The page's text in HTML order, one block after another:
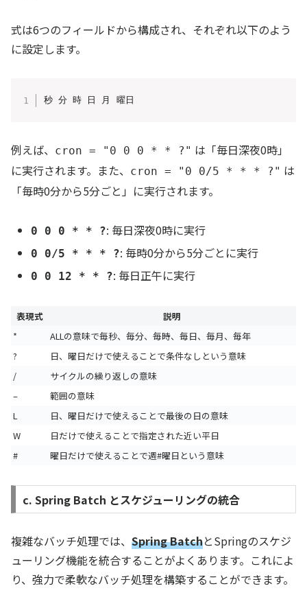
式は6つのフィールドから構成され、それぞれ以下のよう
に設定します。
秒 分 時 日 月 曜日
例えば、 cron = "0 0 0 * * ?" は「毎日深夜0時」
に実行されます。また、 cron = "0 0/5 * * * ?" は
「毎時0分から5分ごと」に実行されます。
0 0 0 * * ?: 毎日深夜0時に実行
0 0/5 * * * ?: 毎時0分から5分ごとに実行
0 0 12 * * ?: 毎日正午に実行
表現式
説明
*
ALLの意味で毎秒、毎分、毎時、毎日、毎月、毎年
?
日、曜日だけで使えることで条件なしという意味
/
サイクルの繰り返しの意味
–
範囲の意味
L
日、曜日だけで使えることで最後の日の意味
W
日だけで使えることで指定された近い平日
#
曜日だけで使えることで週#曜日という意味
c. Spring Batch とスケジューリングの統合
複雑なバッチ処理では、 Spring BatchとSpringのスケジ
ューリング機能を統合することがよくあります。これによ
り、強力で柔軟なバッチ処理を構築することができます。